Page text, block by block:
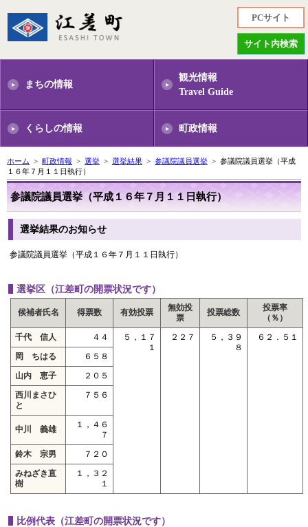
PCサイト
サイト内検索
まちの情報
観光情報
Travel Guide
くらしの情報 町政情報
ホーム > 町政情報 > 選挙 > 選挙結果 > 参議院議員選挙 > 参議院議員選挙（平成
１６年７月１１日執行）
参議院議員選挙（平成１６年７月１１日執行）
選挙結果のお知らせ
参議院議員選挙（平成１６年７月１１日執行）
選挙区（江差町の開票状況です）
候補者氏名 得票数 有効投票
無効投
票
投票総数
投票率
（％）
千代 信人
４４
５，１７
１
２２７
５，３９
８
６２．５１
岡 ちはる
６５８
山内 恵子
２０５
西川まさひ
と
７５６
中川 義雄
１，４６
７
鈴木 宗男
７２０
みねざき直
樹
１，３２
１
比例代表（江差町の開票状況です）